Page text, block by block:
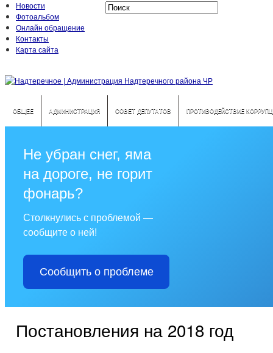
Новости
Фотоальбом
Онлайн обращение
Контакты
Карта сайта
ОБЩЕЕ АДМИНИСТРАЦИЯ СОВЕТ ДЕПУТАТОВ ПРОТИВОДЕЙСТВИЕ
Не убран снег, яма
на дороге, не горит
фонарь?
Столкнулись с проблемой —
сообщите о ней!
Сообщить о проблеме
Постановления на 2018 год